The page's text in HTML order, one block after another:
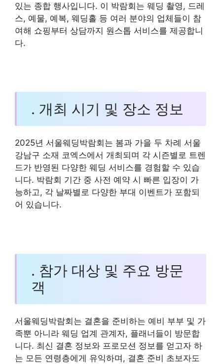
있는 종합 행사입니다. 이 박람회는 웨딩 촬영, 드레
스, 예물, 예복, 웨딩홀 등 여러 분야의 업체들이 참
여해 쇼핑부터 상담까지 원스톱 서비스를 제공합니
다.
. 개최 시기 및 장소 정보
2025년 서울웨딩박람회는 봄과 가을 두 차례 서울
강남구 소재 코엑스에서 개최되며 각 시즌별로 트렌
드가 반영된 다양한 웨딩 서비스를 경험할 수 있습
니다. 박람회 기간 중 사전 예약 시 빠른 입장이 가
능하고, 각 날짜별로 다양한 부대 이벤트가 포함되
어 있습니다.
. 참가 대상 및 주요 방문
객
서울웨딩박람회는 결혼을 준비하는 예비 부부 및 가
족뿐 아니라 웨딩 업계 관계자, 플래너들이 방문합
니다. 최신 결혼 정보와 프로모션 정보를 얻고자 하
는 모든 연령층에게 유익하며, 결혼 준비 초보자도